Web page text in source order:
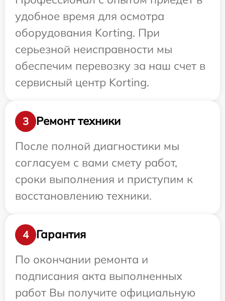
удобное время для осмотра
оборудования Korting. При
серьезной неисправности мы
обеспечим перевозку за наш счет в
сервисный центр Korting.
3
Ремонт техники
После полной диагностики мы
согласуем с вами смету работ,
сроки выполнения и приступим к
восстановлению техники.
4
Гарантия
По окончании ремонта и
подписания акта выполненных
работ Вы получите официальную